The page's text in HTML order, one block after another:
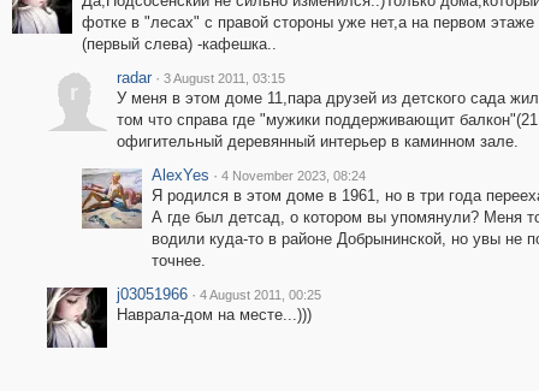
фотке в "лесах" с правой стороны уже нет,а на первом этаже
(первый слева) -кафешка..
r
radar · 3 August 2011, 03:15
У меня в этом доме 11,пара друзей из детского сада
том что справа где "мужики поддерживающит
офигительный деревянный интерьер в каминном зале.
AlexYes · 4 November 2023, 08:24
Я родился в этом доме в 1961, но в три года
А где был детсад, о котором вы упомянули? Меня
водили куда-то в районе Добрынинской, но увы не
точнее.
j03051966 · 4 August 2011, 00:25
Наврала-дом на месте...)))